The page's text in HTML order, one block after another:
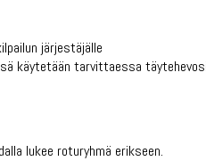
järjestäjälle
käytetään tarvittaessa
lukee roturyhmä erikseen.